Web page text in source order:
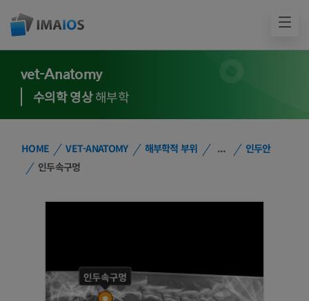
vet-Anatomy
수의학 영상해부학
HOME VET-ANATOMY 해부학적 부위 ...
인두안
인두속구멍